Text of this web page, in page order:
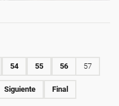
54 55 56 57
Siguiente Final